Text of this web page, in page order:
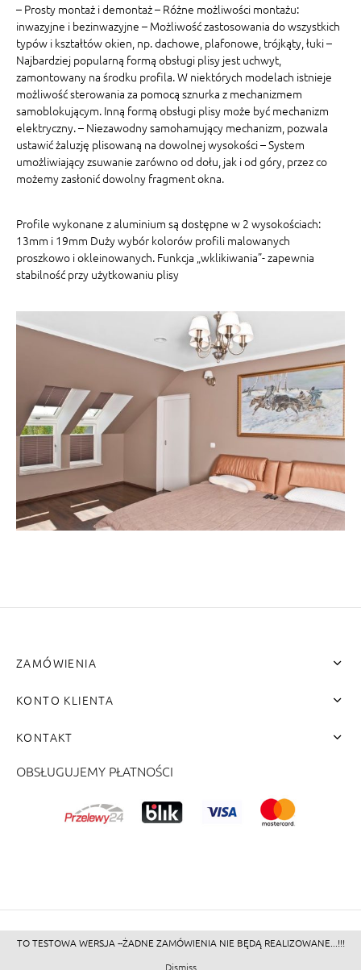
– Prosty montaż i demontaż – Różne możliwości montażu:
inwazyjne i bezinwazyjne – Możliwość zastosowania do wszystkich
typów i kształtów okien, np. dachowe, plafonowe, trójkąty, łuki –
Najbardziej popularną formą obsługi plisy jest uchwyt,
zamontowany na środku profila. W niektórych modelach istnieje
możliwość sterowania za pomocą sznurka z mechanizmem
samoblokującym. Inną formą obsługi plisy może być mechanizm
elektryczny. – Niezawodny samohamujący mechanizm, pozwala
ustawić żaluzję plisowaną na dowolnej wysokości – System
umożliwiający zsuwanie zarówno od dołu, jak i od góry, przez co
możemy zasłonić dowolny fragment okna.
Profile wykonane z aluminium są dostępne w 2 wysokościach:
13mm i 19mm Duży wybór kolorów profili malowanych
proszkowo i okleinowanych. Funkcja „wklikiwania”- zapewnia
stabilność przy użytkowaniu plisy
ZAMÓWIENIA
KONTO KLIENTA
KONTAKT
OBSŁUGUJEMY PŁATNOŚCI
©2026 - Zacienione.pl<br>
TO TESTOWA WERSJA --ŻADNE ZAMÓWIENIA NIE BĘDĄ REALIZOWANE...!!!
Dismiss